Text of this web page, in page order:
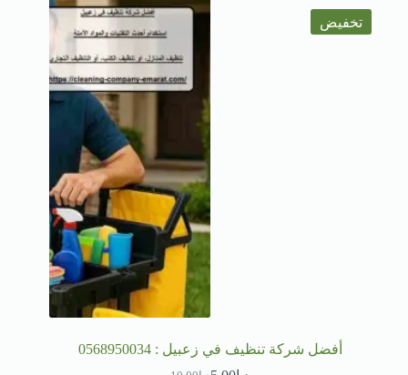
تخفيض
أفضل شركة تنظيف في زعبيل : 0568950034